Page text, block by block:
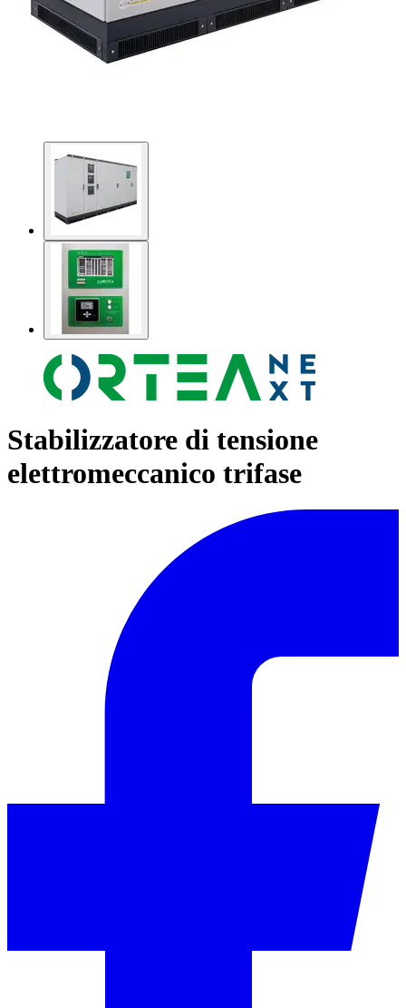
Stabilizzatore di tensione
elettromeccanico trifase